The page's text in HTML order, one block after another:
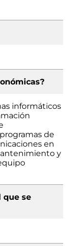
informáticos
de
en
y
que se